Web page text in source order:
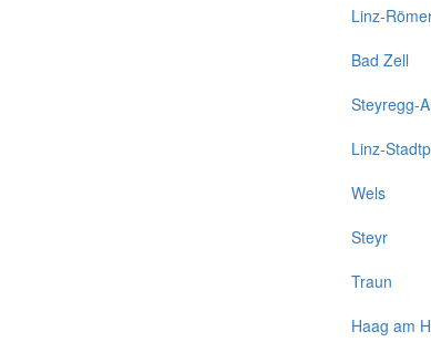
Linz-
Bad Zell
Steyregg-
Linz-
Wels
Steyr
Traun
Haag am